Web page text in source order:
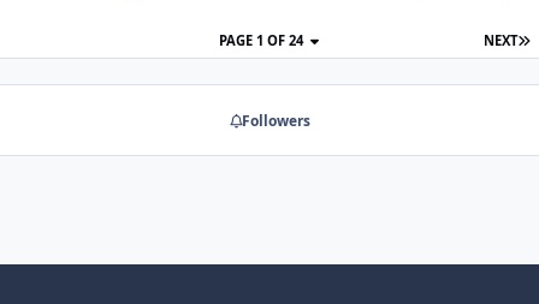
NEXT
PAGE 1 OF 24
Followers